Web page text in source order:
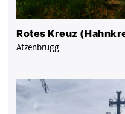
Rotes Kreuz
Atzenbrugg